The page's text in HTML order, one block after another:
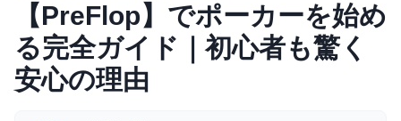
【PreFlop】でポーカーを始め
る完全ガイド｜初心者も驚く
安心の理由